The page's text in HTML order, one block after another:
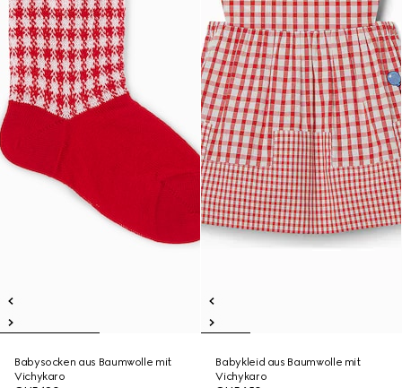
Babysocken aus Baumwolle mit
Vichykaro
Babykleid aus Baumwolle mit
Vichykaro